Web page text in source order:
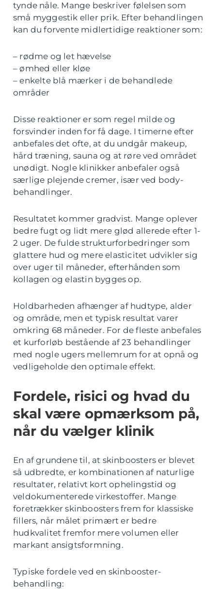
tynde nåle. Mange beskriver følelsen som
små myggestik eller prik. Efter behandlingen
kan du forvente midlertidige reaktioner som:
– rødme og let hævelse
– ømhed eller kløe
– enkelte blå mærker i de behandlede
områder
Disse reaktioner er som regel milde og
forsvinder inden for få dage. I timerne efter
anbefales det ofte, at du undgår makeup,
hård træning, sauna og at røre ved området
unødigt. Nogle klinikker anbefaler også
særlige plejende cremer, især ved body-
behandlinger.
Resultatet kommer gradvist. Mange oplever
bedre fugt og lidt mere glød allerede efter 1-
2 uger. De fulde strukturforbedringer som
glattere hud og mere elasticitet udvikler sig
over uger til måneder, efterhånden som
kollagen og elastin bygges op.
Holdbarheden afhænger af hudtype, alder
og område, men et typisk resultat varer
omkring 68 måneder. For de fleste anbefales
et kurforløb bestående af 23 behandlinger
med nogle ugers mellemrum for at opnå og
vedligeholde den optimale effekt.
Fordele, risici og hvad du
skal være opmærksom på,
når du vælger klinik
En af grundene til, at skinboosters er blevet
så udbredte, er kombinationen af naturlige
resultater, relativt kort ophelingstid og
veldokumenterede virkestoffer. Mange
foretrækker skinboosters frem for klassiske
fillers, når målet primært er bedre
hudkvalitet fremfor mere volumen eller
markant ansigtsformning.
Typiske fordele ved en skinbooster-
behandling: